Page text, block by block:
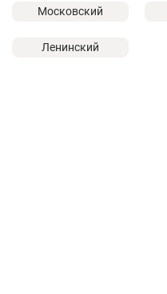
Московский
Ленинский